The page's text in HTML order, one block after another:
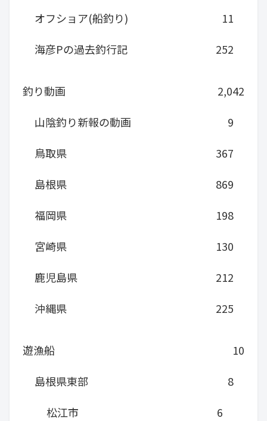
オフショア(船釣り)
11
海彦Pの過去釣行記
252
釣り動画
2,042
山陰釣り新報の動画
9
鳥取県
367
島根県
869
福岡県
198
宮崎県
130
鹿児島県
212
沖縄県
225
遊漁船
10
島根県東部
8
松江市
6